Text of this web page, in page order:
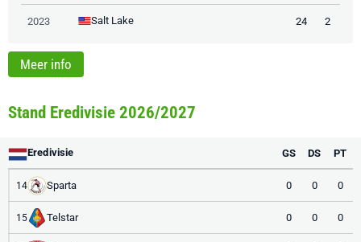
2023 Salt Lake 24 2
Meer info
Stand Eredivisie 2026/2027
Eredivisie GS DS PT
14 Sparta 0 0 0
15 Telstar 0 0 0